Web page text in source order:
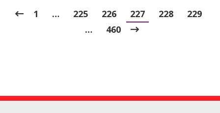
1 … 225 226 227 228
229
…
460